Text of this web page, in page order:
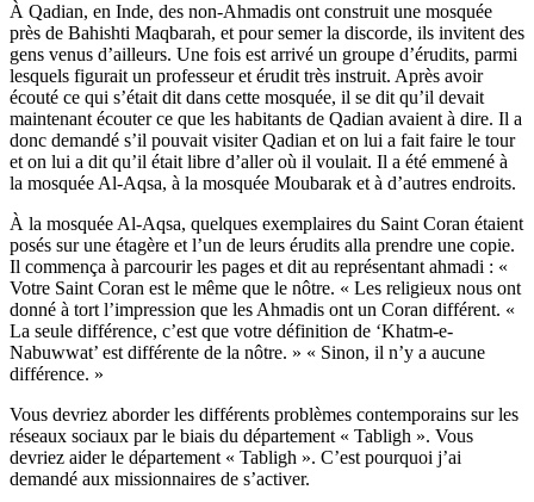
À Qadian, en Inde, des non-Ahmadis ont construit une mosquée
près de Bahishti Maqbarah, et pour semer la discorde, ils invitent des
gens venus d’ailleurs. Une fois est arrivé un groupe d’érudits, parmi
lesquels figurait un professeur et érudit très instruit. Après avoir
écouté ce qui s’était dit dans cette mosquée, il se dit qu’il devait
maintenant écouter ce que les habitants de Qadian avaient à dire. Il a
donc demandé s’il pouvait visiter Qadian et on lui a fait faire le tour
et on lui a dit qu’il était libre d’aller où il voulait. Il a été emmené à
la mosquée Al-Aqsa, à la mosquée Moubarak et à d’autres endroits.
À la mosquée Al-Aqsa, quelques exemplaires du Saint Coran étaient
posés sur une étagère et l’un de leurs érudits alla prendre une copie.
Il commença à parcourir les pages et dit au représentant ahmadi : «
Votre Saint Coran est le même que le nôtre. « Les religieux nous ont
donné à tort l’impression que les Ahmadis ont un Coran différent. «
La seule différence, c’est que votre définition de ‘Khatm-e-
Nabuwwat’ est différente de la nôtre. » « Sinon, il n’y a aucune
différence. »
Vous devriez aborder les différents problèmes contemporains sur les
réseaux sociaux par le biais du département « Tabligh ». Vous
devriez aider le département « Tabligh ». C’est pourquoi j’ai
demandé aux missionnaires de s’activer.